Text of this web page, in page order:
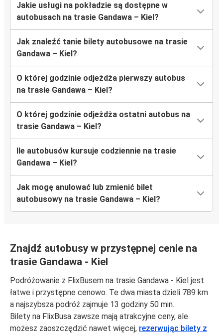
Jakie usługi na pokładzie są dostępne w
autobusach na trasie Gandawa – Kiel?
Jak znaleźć tanie bilety autobusowe na trasie
Gandawa – Kiel?
O której godzinie odjeżdża pierwszy autobus
na trasie Gandawa – Kiel?
O której godzinie odjeżdża ostatni autobus na
trasie Gandawa – Kiel?
Ile autobusów kursuje codziennie na trasie
Gandawa – Kiel?
Jak mogę anulować lub zmienić bilet
autobusowy na trasie Gandawa – Kiel?
Znajdź autobusy w przystępnej cenie na
trasie Gandawa - Kiel
Podróżowanie z FlixBusem na trasie Gandawa - Kiel jest
łatwe i przystępne cenowo. Te dwa miasta dzieli 789 km
a najszybsza podróż zajmuje 13 godziny 50 min.
Bilety na FlixBusa zawsze mają atrakcyjne ceny, ale
możesz zaoszczędzić nawet więcej, rezerwując bilety z